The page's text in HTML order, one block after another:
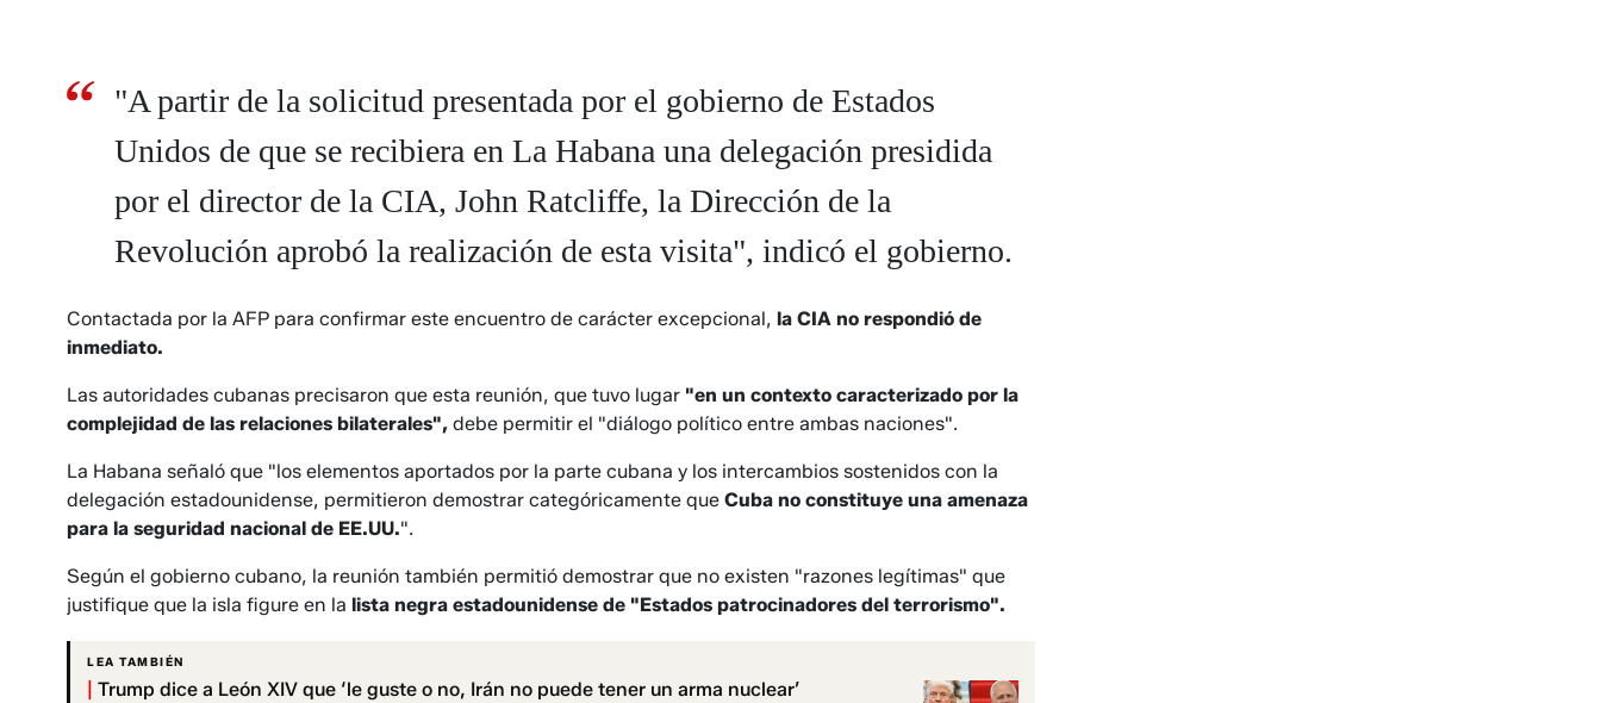
"A partir de la solicitud presentada por el gobierno de Estados
Unidos de que se recibiera en La Habana una delegación presidida
por el director de la CIA, John Ratcliffe, la Dirección de la
Revolución aprobó la realización de esta visita", indicó el gobierno.
Contactada por la AFP para confirmar este encuentro de carácter excepcional, la CIA no respondió de
inmediato.
Las autoridades cubanas precisaron que esta reunión, que tuvo lugar "en un contexto caracterizado por la
complejidad de las relaciones bilaterales", debe permitir el "diálogo político entre ambas naciones".
La Habana señaló que "los elementos aportados por la parte cubana y los intercambios sostenidos con la
delegación estadounidense, permitieron demostrar categóricamente que Cuba no constituye una amenaza
para la seguridad nacional de EE.UU.".
Según el gobierno cubano, la reunión también permitió demostrar que no existen "razones legítimas" que
justifique que la isla figure en la lista negra estadounidense de "Estados patrocinadores del terrorismo".
LEA TAMBIÉN
Trump dice a León XIV que ‘le guste o no, Irán no puede tener un arma nuclear’